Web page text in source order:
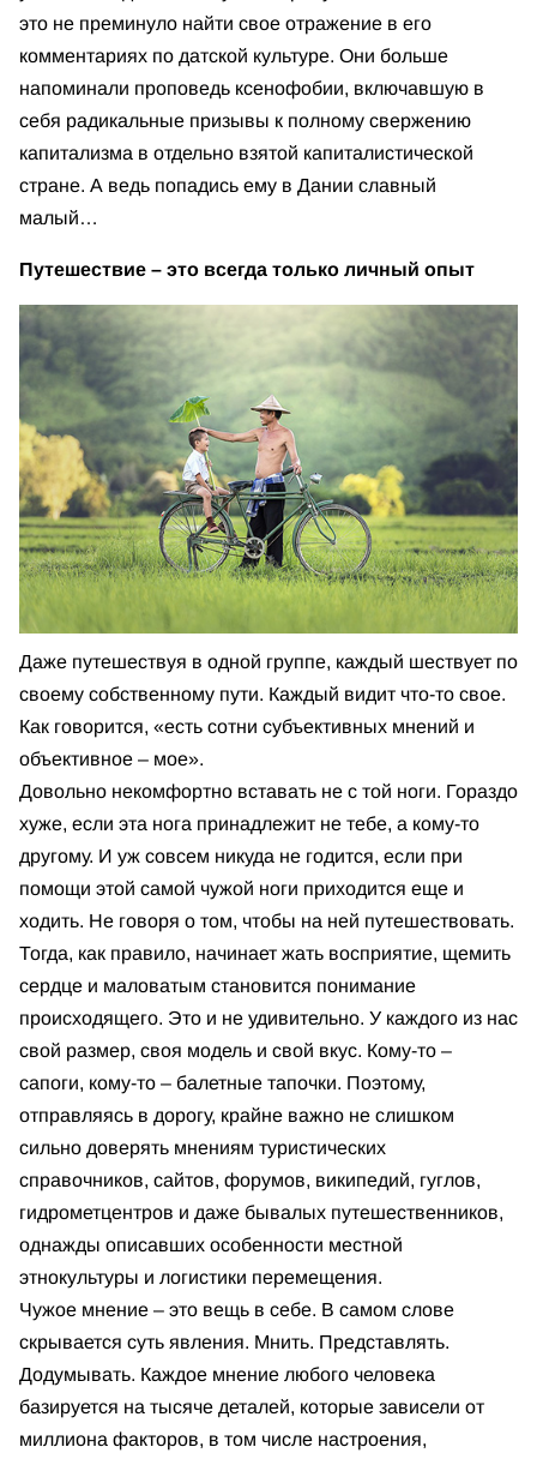
это не преминуло найти свое отражение в его
комментариях по датской культуре. Они больше
напоминали проповедь ксенофобии, включавшую в
себя радикальные призывы к полному свержению
капитализма в отдельно взятой капиталистической
стране. А ведь попадись ему в Дании славный
малый…
Путешествие – это всегда только личный опыт
Даже путешествуя в одной группе, каждый шествует по
своему собственному пути. Каждый видит что-то свое.
Как говорится, «есть сотни субъективных мнений и
объективное – мое».
Довольно некомфортно вставать не с той ноги. Гораздо
хуже, если эта нога принадлежит не тебе, а кому-то
другому. И уж совсем никуда не годится, если при
помощи этой самой чужой ноги приходится еще и
ходить. Не говоря о том, чтобы на ней путешествовать.
Тогда, как правило, начинает жать восприятие, щемить
сердце и маловатым становится понимание
происходящего. Это и не удивительно. У каждого из нас
свой размер, своя модель и свой вкус. Кому-то –
сапоги, кому-то – балетные тапочки. Поэтому,
отправляясь в дорогу, крайне важно не слишком
сильно доверять мнениям туристических
справочников, сайтов, форумов, википедий, гуглов,
гидрометцентров и даже бывалых путешественников,
однажды описавших особенности местной
этнокультуры и логистики перемещения.
Чужое мнение – это вещь в себе. В самом слове
скрывается суть явления. Мнить. Представлять.
Додумывать. Каждое мнение любого человека
базируется на тысяче деталей, которые зависели от
миллиона факторов, в том числе настроения,